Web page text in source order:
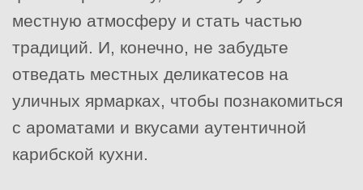
местную атмосферу и стать частью
традиций. И, конечно, не забудьте
отведать местных деликатесов на
уличных ярмарках, чтобы познакомиться
с ароматами и вкусами аутентичной
карибской кухни.